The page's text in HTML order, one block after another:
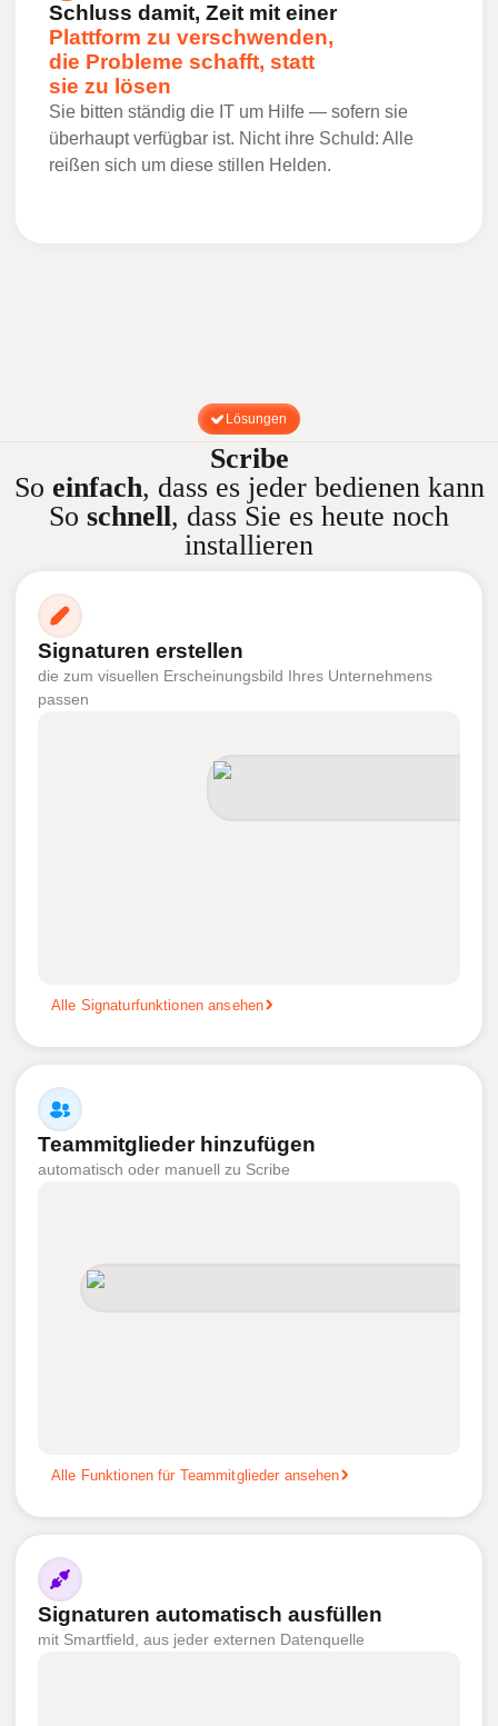
Schluss damit, Zeit mit einer
Plattform zu verschwenden,
die Probleme schafft, statt
sie zu lösen
Sie bitten ständig die IT um Hilfe — sofern sie
überhaupt verfügbar ist. Nicht ihre Schuld: Alle
reißen sich um diese stillen Helden.
Lösungen
Scribe
So einfach, dass es jeder bedienen kann
So schnell, dass Sie es heute noch
installieren
Signaturen erstellen
die zum visuellen Erscheinungsbild Ihres Unternehmens
passen
Alle Signaturfunktionen ansehen
Teammitglieder hinzufügen
automatisch oder manuell zu Scribe
Alle Funktionen für Teammitglieder ansehen
Signaturen automatisch ausfüllen
mit Smartfield, aus jeder externen Datenquelle